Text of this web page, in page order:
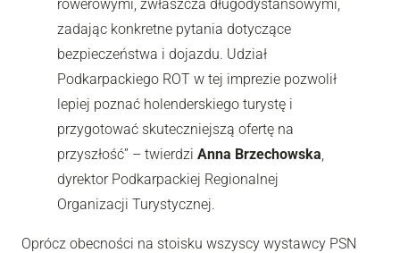
rowerowymi, zwłaszcza długodystansowymi,
zadając konkretne pytania dotyczące
bezpieczeństwa i dojazdu. Udział
Podkarpackiego ROT w tej imprezie pozwolił
lepiej poznać holenderskiego turystę i
przygotować skuteczniejszą ofertę na
przyszłość” – twierdzi Anna Brzechowska,
dyrektor Podkarpackiej Regionalnej
Organizacji Turystycznej.
Oprócz obecności na stoisku wszyscy wystawcy PSN